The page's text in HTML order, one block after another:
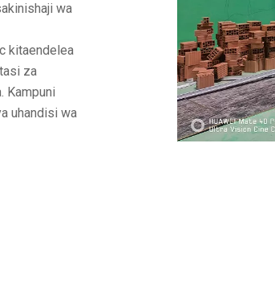
wa
kitaendelea
za
Kampuni
uhandisi wa